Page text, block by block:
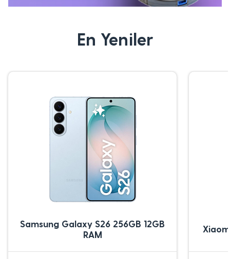
En Yeniler
Samsung Galaxy S26 256GB 12GB
RAM